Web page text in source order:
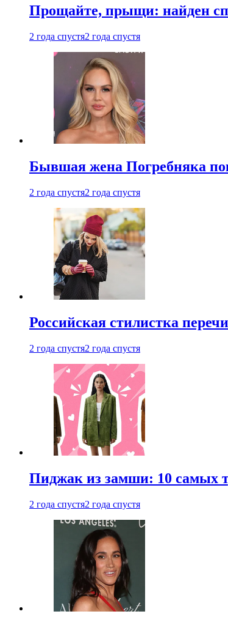
Прощайте, прыщи: найден
2 года спустя2 года спустя
Бывшая жена Погребняка
2 года спустя2 года спустя
Российская стилистка
2 года спустя2 года спустя
Пиджак из замши: 10 самых
2 года спустя2 года спустя